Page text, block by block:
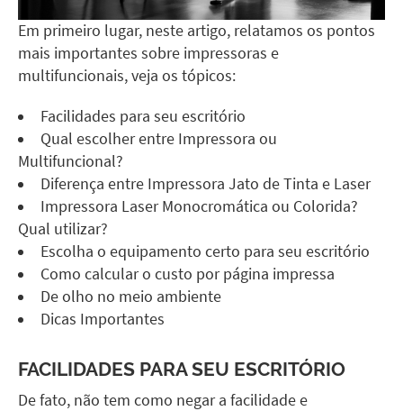
Em primeiro lugar, neste artigo, relatamos os pontos
mais importantes sobre impressoras e
multifuncionais, veja os tópicos:
Facilidades para seu escritório
Qual escolher entre Impressora ou
Multifuncional?
Diferença entre Impressora Jato de Tinta e Laser
Impressora Laser Monocromática ou Colorida?
Qual utilizar?
Escolha o equipamento certo para seu escritório
Como calcular o custo por página impressa
De olho no meio ambiente
Dicas Importantes
FACILIDADES PARA SEU ESCRITÓRIO
De fato, não tem como negar a facilidade e